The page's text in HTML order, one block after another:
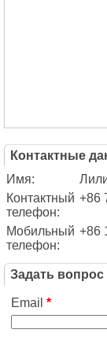
Контактные
Имя:
Контактный
телефон:
+86
Мобильный
телефон:
+86
Задать
Email *